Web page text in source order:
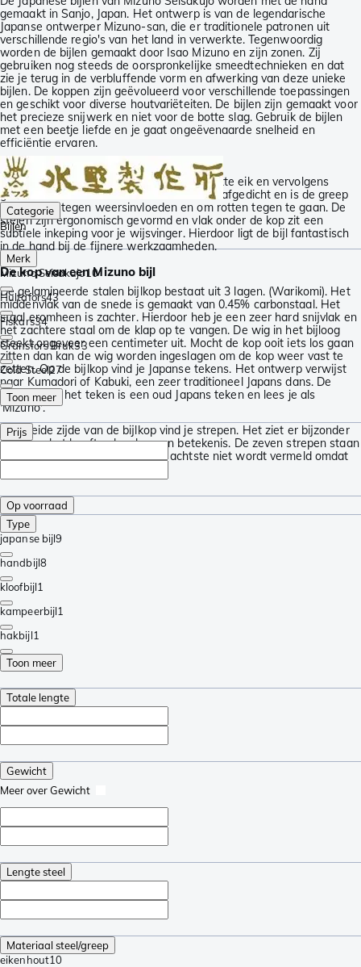
gemaakt in Sanjo, Japan. Het ontwerp is van de legendarische
Japanse ontwerper Mizuno-san, die er traditionele patronen uit
verschillende regio's van het land in verwerkte. Tegenwoordig
worden de bijlen gemaakt door Isao Mizuno en zijn zonen. Zij
gebruiken nog steeds de oorspronkelijke smeedtechnieken en dat
zie je terug in de verbluffende vorm en afwerking van deze unieke
bijlen. De koppen zijn geëvolueerd voor verschillende toepassingen
en geschikt voor diverse houtvariëteiten. De bijlen zijn gemaakt voor
het precieze snijwerk en niet voor de botte slag. Gebruik de bijlen
met een beetje liefde en je gaat ongeëvenaarde snelheid en
efficiëntie ervaren.
De steel van een Mizuno bijl
De stelen zijn gemaakt van de Japanse witte eik en vervolgens
geschroeid. Hierdoor wordt de buitenkant afgedicht en is de greep
beschermd tegen weersinvloeden en om rotten tegen te gaan. De
stelen zijn ergonomisch gevormd en vlak onder de kop zit een
subtiele inkeping voor je wijsvinger. Hierdoor ligt de bijl fantastisch
in de hand bij de fijnere werkzaamheden.
De kop van een Mizuno bijl
De gelamineerde stalen bijlkop bestaat uit 3 lagen. (Warikomi). Het
middenvlak van de snede is gemaakt van 0.45% carbonstaal. Het
staal eromheen is zachter. Hierdoor heb je een zeer hard snijvlak en
het zachtere staal om de klap op te vangen. De wig in het bijloog
steekt ongeveer een centimeter uit. Mocht de kop ooit iets los gaan
zitten dan kan de wig worden ingeslagen om de kop weer vast te
zetten. Op de bijlkop vind je Japanse tekens. Het ontwerp verwijst
naar Kumadori of Kabuki, een zeer traditioneel Japans dans. De
letter onder het teken is een oud Japans teken en lees je als
'Mizuno'.
Aan beide zijde van de bijlkop vind je strepen. Het ziet er bijzonder
uit, maar het heeft ook zeker een betekenis. De zeven strepen staan
voor de acht bergen, waarbij de achtste niet wordt vermeld omdat
Categorie
Bijlen
Merk
Mizuno Seisakujo10
Hultafors43
Fiskars34
Gränsfors Bruk33
Cold Steel27
Toon meer
Prijs
Op voorraad
Type
japanse bijl9
handbijl8
kloofbijl1
kampeerbijl1
hakbijl1
Toon meer
Totale lengte
Gewicht
Meer over Gewicht
Lengte steel
Materiaal steel/greep
eikenhout10